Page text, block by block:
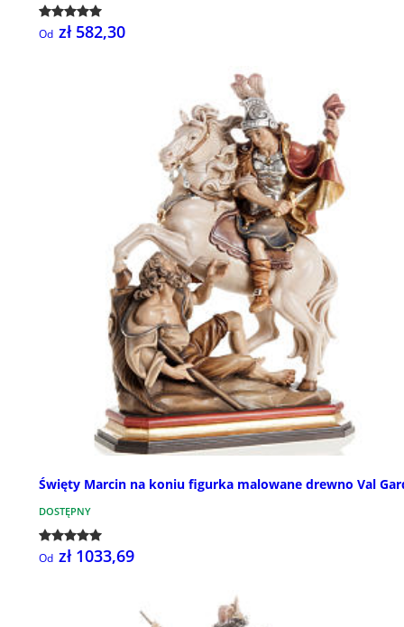
Od zł 582,30
Święty Marcin na koniu figurka malowane drewno Val
DOSTĘPNY
Od zł 1033,69